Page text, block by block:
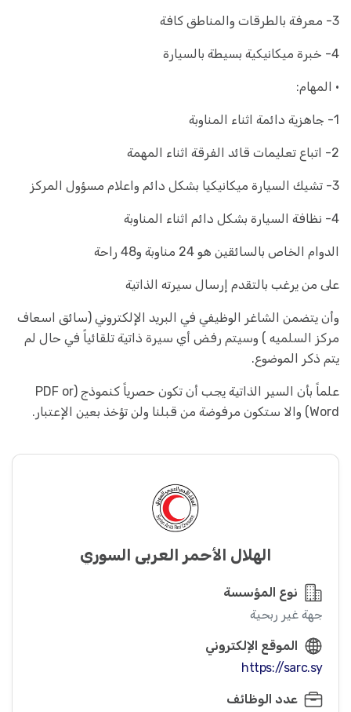
3- معرفة بالطرقات والمناطق كافة
4- خبرة ميكانيكية بسيطة بالسيارة
· المهام:
1- جاهزية دائمة اثناء المناوبة
2- اتباع تعليمات قائد الفرقة اثناء المهمة
3- تشيك السيارة ميكانيكيا بشكل دائم واعلام مسؤول المركز
4- نظافة السيارة بشكل دائم اثناء المناوبة
الدوام الخاص بالسائقين هو 24 مناوبة و48 راحة
على من يرغب بالتقدم إرسال سيرته الذاتية
وأن يتضمن الشاغر الوظيفي في البريد الإلكتروني (سائق اسعاف
مركز السلميه ) وسيتم رفض أي سيرة ذاتية تلقائياً في حال لم
يتم ذكر الموضوع.
علماً بأن السير الذاتية يجب أن تكون حصرياً كنموذج (PDF or
Word) والا ستكون مرفوضة من قبلنا ولن تؤخذ بعين الإعتبار.
الهلال الأحمر العربي السوري
نوع المؤسسة
جهة غير ربحية
الموقع الإلكتروني
https://sarc.sy
عدد الوظائف